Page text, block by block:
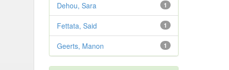
1
Dehou, Sara
1
Fettata, Said
1
Geerts, Manon